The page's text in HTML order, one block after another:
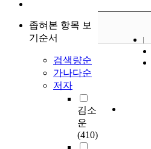
좁혀본 항목 보
기순서
검색량순
가나다순
저자
김소
운
(410)